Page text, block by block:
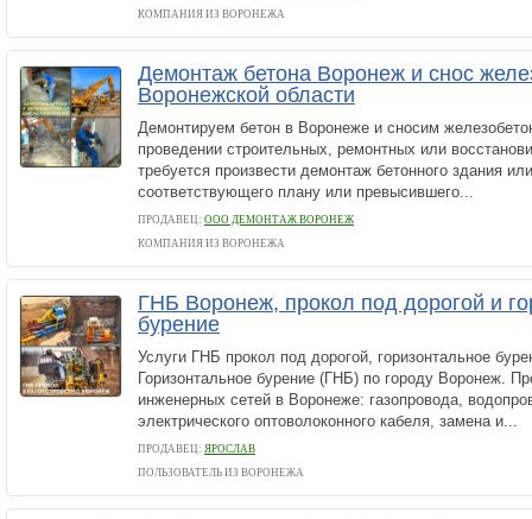
КОМПАНИЯ ИЗ ВОРОНЕЖА
Демонтаж бетона Воронеж и снос
Воронежской области
Демонтируем бетон в Воронеже и сносим
проведении строительных, ремонтных или
требуется произвести демонтаж бетонного здания
соответствующего плану или превысившего...
ПРОДАВЕЦ: ООО ДЕМОНТАЖ ВОРОНЕЖ
КОМПАНИЯ ИЗ ВОРОНЕЖА
ГНБ Воронеж, прокол под дорогой и
бурение
Услуги ГНБ прокол под дорогой, горизонтальное
Горизонтальное бурение (ГНБ) по городу Воронеж.
инженерных сетей в Воронеже: газопровода,
электрического оптоволоконного кабеля, замена и...
ПРОДАВЕЦ: ЯРОСЛАВ
ПОЛЬЗОВАТЕЛЬ ИЗ ВОРОНЕЖА